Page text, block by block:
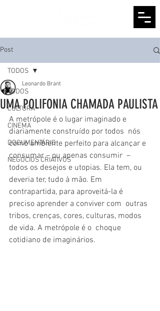
Post
TODOS
CULTURA
CINEMA
DOCUMENTÁRIO
NEGÓCIOS CRIATIVOS
TODOS
UMA POLIFONIA CHAMADA PAULISTA
Leonardo Brant
A metrópole é o lugar imaginado e
diariamente construído por todos  nós
como ambiente perfeito para alcançar e
consumar – ou apenas consumir  –
todos os desejos e utopias. Ela tem, ou
deveria ter, tudo à mão. Em
contrapartida, para aproveitá-la é
preciso aprender a conviver com  outras
tribos, crenças, cores, culturas, modos
de vida. A metrópole é o  choque
cotidiano de imaginários.